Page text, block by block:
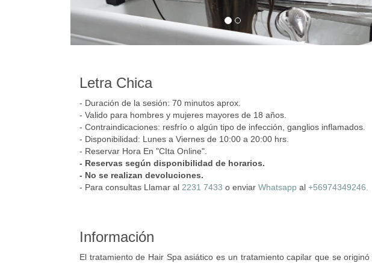
Letra Chica
- Duración de la sesión: 70 minutos aprox.
- Valido para hombres y mujeres mayores de 18 años.
- Contraindicaciones: resfrío o algún tipo de infección, ganglios inflamados.
- Disponibilidad: Lunes a Viernes de 10:00 a 20:00 hrs.
- Reservar Hora En "CIta Online".
- Reservas según disponibilidad de horarios.
- No se realizan devoluciones.
- Para consultas Llamar al 2231 7433 o enviar Whatsapp al +56974349246.
Información
El tratamiento de Hair Spa asiático es un tratamiento capilar que se